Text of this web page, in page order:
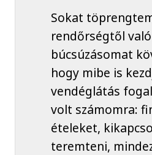
Sokat
rendőrségtől való
búcsúzásomat
hogy mibe is
vendéglátás
volt számomra:
ételeket,
teremteni,